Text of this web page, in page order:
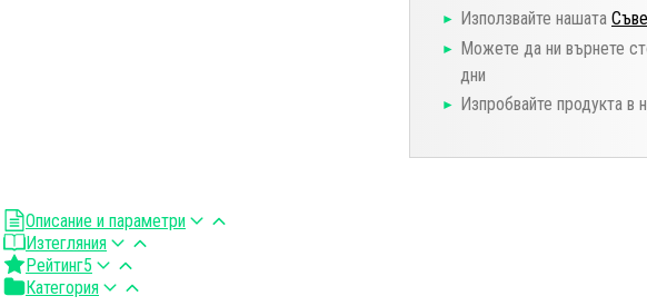
Използвайте нашата
Можете да ни върнете
дни
Изпробвайте продукта в
Описание и параметри
Изтегляния
Рейтинг5
Категория